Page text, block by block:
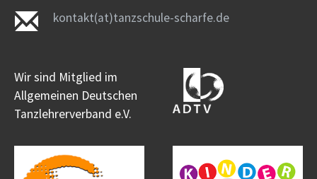
kontakt(at)tanzschule-scharfe.de
Wir sind Mitglied im
Allgemeinen Deutschen
Tanzlehrerverband e.V.